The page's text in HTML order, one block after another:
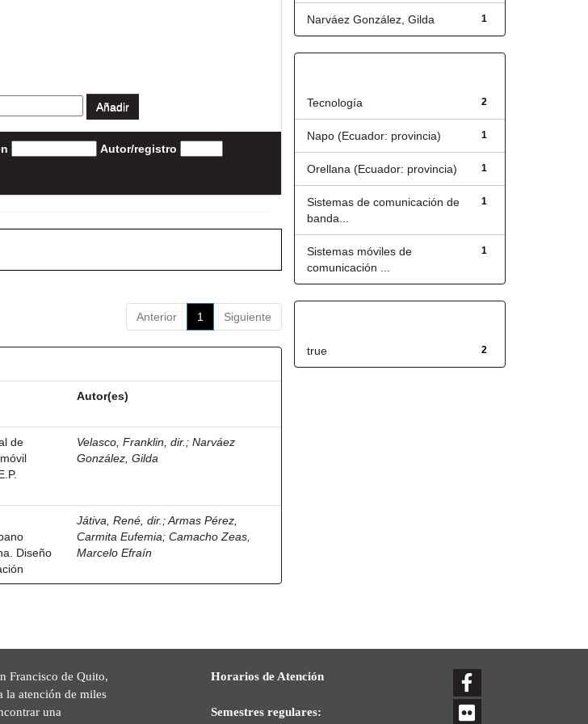
Autor/registro
Anterior 1 Siguiente
Autor(es)
de
Velasco, Franklin, dir. ;Narváez
González, Gilda
Diseño
Játiva, René, dir. ;Armas Pérez,
Carmita Eufemia;Camacho Zeas,
Marcelo Efraín
1
Narváez González, Gilda
2
Tecnología
1
Napo (Ecuador: provincia)
1
Orellana (Ecuador: provincia)
1
Sistemas de comunicación de
banda...
1
Sistemas móviles de
comunicación ...
2
true
Francisco de Quito,
la atención de miles
una
Horarios de Atención
Semestres regulares: